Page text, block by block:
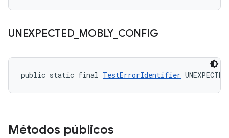
UNEXPECTED_ MOBLY_ CONFIG
public static final TestErrorIdentifier
Métodos públicos